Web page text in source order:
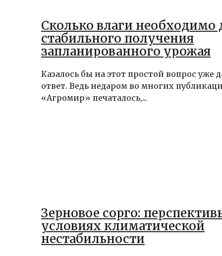
Сколько влаги необходимо
стабильного получения
запланированного урожая
Казалось бы на этот простой вопрос уже
ответ. Ведь недаром во многих
«Агромир» печаталось,...
Зерновое сорго:
условиях климатической
нестабильности